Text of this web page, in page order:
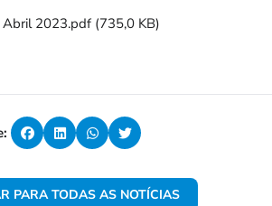
Abril 2023.pdf (735,0 KB)
PARA TODAS AS NOTÍCIAS